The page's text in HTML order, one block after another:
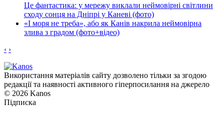
Це фантастика: у мережу виклали неймовірні світлини
сходу сонця на Дніпрі у Каневі (фото)
«І моря не треба», або як Канів накрила неймовірна
злива з градом (фото+відео)
‹ ›
Використання матеріалів сайту дозволено тільки за згодою
редакції та наявності активного гіперпосилання на джерело
© 2026 Kanos
Підписка